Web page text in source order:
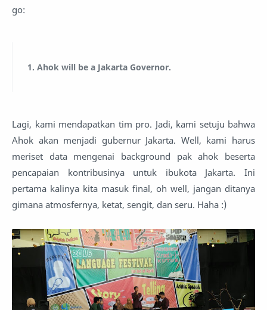
go:
1. Ahok will be a Jakarta Governor.
Lagi, kami mendapatkan tim pro. Jadi, kami setuju bahwa
Ahok akan menjadi gubernur Jakarta. Well, kami harus
meriset data mengenai background pak ahok beserta
pencapaian kontribusinya untuk ibukota Jakarta. Ini
pertama kalinya kita masuk final, oh well, jangan ditanya
gimana atmosfernya, ketat, sengit, dan seru. Haha :)